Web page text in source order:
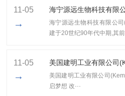
11-05
→
海宁源远生物科技有限
海宁源远生物科技有限公
建于20世纪90年代中期,其前
11-05
→
美国建明工业有限公司
美国建明工业有限公司
启梦想 改···